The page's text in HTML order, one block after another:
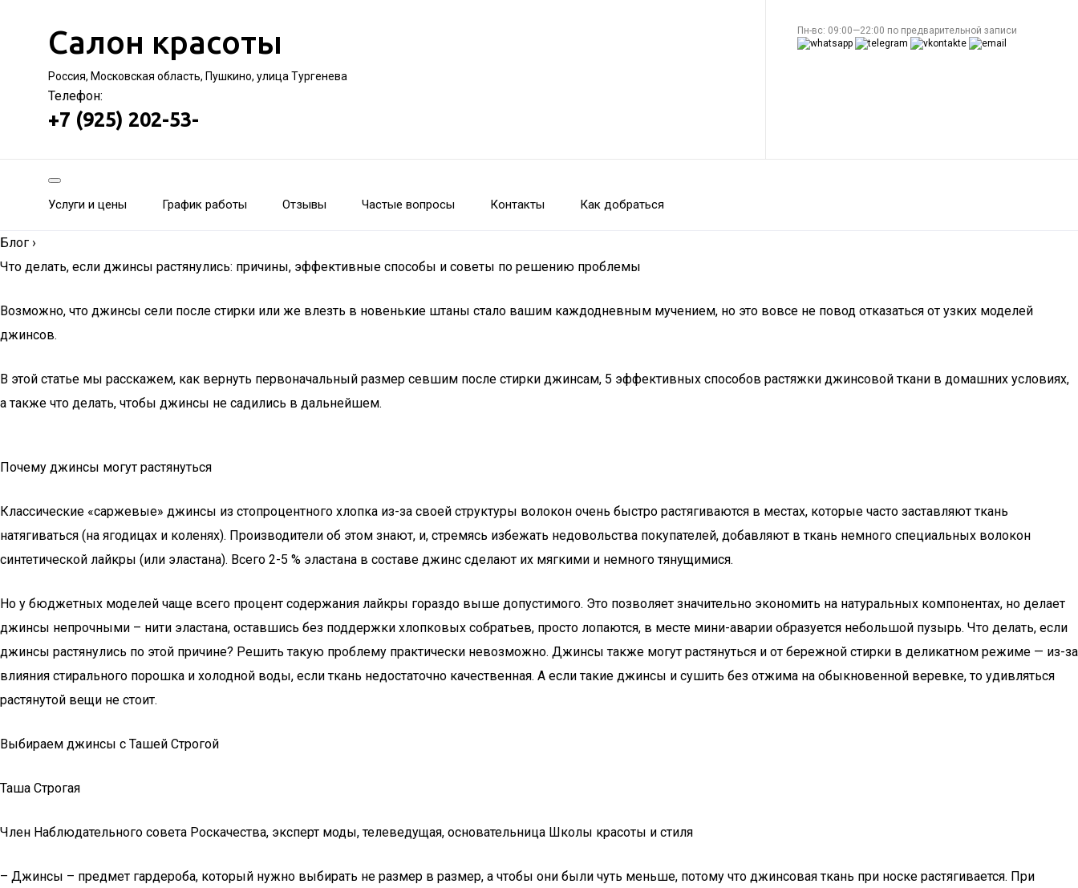
Салон красоты
Россия, Московская область, Пушкино, улица Тургенева
Телефон:
+7 (925) 202-53-
Пн-вс: 09:00—22:00 по предварительной записи
Услуги и цены График работы Отзывы Частые вопросы Контакты Как добраться
Блог ›
Что делать, если джинсы растянулись: причины, эффективные способы и советы по решению проблемы
Возможно, что джинсы сели после стирки или же влезть в новенькие штаны стало вашим каждодневным мучением, но это вовсе не повод отказаться от узких моделей
джинсов.
В этой статье мы расскажем, как вернуть первоначальный размер севшим после стирки джинсам, 5 эффективных способов растяжки джинсовой ткани в домашних условиях,
а также что делать, чтобы джинсы не садились в дальнейшем.
Почему джинсы могут растянуться
Классические «саржевые» джинсы из стопроцентного хлопка из-за своей структуры волокон очень быстро растягиваются в местах, которые часто заставляют ткань
натягиваться (на ягодицах и коленях). Производители об этом знают, и, стремясь избежать недовольства покупателей, добавляют в ткань немного специальных волокон
синтетической лайкры (или эластана). Всего 2-5 % эластана в составе джинс сделают их мягкими и немного тянущимися.
Но у бюджетных моделей чаще всего процент содержания лайкры гораздо выше допустимого. Это позволяет значительно экономить на натуральных компонентах, но делает
джинсы непрочными – нити эластана, оставшись без поддержки хлопковых собратьев, просто лопаются, в месте мини-аварии образуется небольшой пузырь. Что делать, если
джинсы растянулись по этой причине? Решить такую проблему практически невозможно. Джинсы также могут растянуться и от бережной стирки в деликатном режиме — из-за
влияния стирального порошка и холодной воды, если ткань недостаточно качественная. А если такие джинсы и сушить без отжима на обыкновенной веревке, то удивляться
растянутой вещи не стоит.
Выбираем джинсы с Ташей Строгой
Таша Строгая
Член Наблюдательного совета Роскачества, эксперт моды, телеведущая, основательница Школы красоты и стиля
– Джинсы – предмет гардероба, который нужно выбирать не размер в размер, а чтобы они были чуть меньше, потому что джинсовая ткань при носке растягивается. При